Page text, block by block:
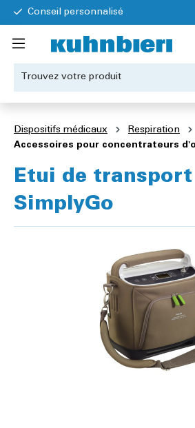
Conseil personnalisé
Dispositifs médicaux
Respiration
Accessoires pour concentrateurs
Etui de
SimplyGo